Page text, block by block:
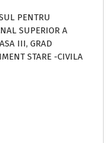
PENTRU
SUPERIOR A
III, GRAD
STARE -CIVILA